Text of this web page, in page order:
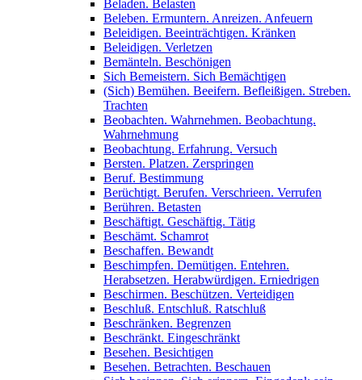
Beladen. Belasten
Beleben. Ermuntern. Anreizen. Anfeuern
Beleidigen. Beeinträchtigen. Kränken
Beleidigen. Verletzen
Bemänteln. Beschönigen
Sich Bemeistern. Sich Bemächtigen
(Sich) Bemühen. Beeifern. Befleißigen. Streben.
Trachten
Beobachten. Wahrnehmen. Beobachtung.
Wahrnehmung
Beobachtung. Erfahrung. Versuch
Bersten. Platzen. Zerspringen
Beruf. Bestimmung
Berüchtigt. Berufen. Verschrieen. Verrufen
Berühren. Betasten
Beschäftigt. Geschäftig. Tätig
Beschämt. Schamrot
Beschaffen. Bewandt
Beschimpfen. Demütigen. Entehren.
Herabsetzen. Herabwürdigen. Erniedrigen
Beschirmen. Beschützen. Verteidigen
Beschluß. Entschluß. Ratschluß
Beschränken. Begrenzen
Beschränkt. Eingeschränkt
Besehen. Besichtigen
Besehen. Betrachten. Beschauen